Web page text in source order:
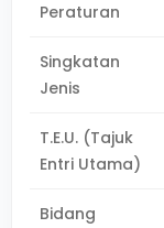
Peraturan
Singkatan
Jenis
T.E.U. (Tajuk
Entri Utama)
Bidang